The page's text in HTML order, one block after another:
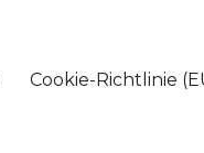
Cookie-Richtlinie